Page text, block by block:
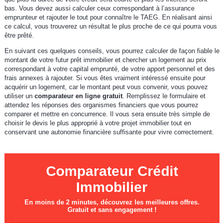
bas. Vous devez aussi calculer ceux correspondant à l’assurance
emprunteur et rajouter le tout pour connaître le TAEG. En réalisant ainsi
ce calcul, vous trouverez un résultat le plus proche de ce qui pourra vous
être prêté.
En suivant ces quelques conseils, vous pourrez calculer de façon fiable le
montant de votre futur prêt immobilier et chercher un logement au prix
correspondant à votre capital emprunté, de votre apport personnel et des
frais annexes à rajouter. Si vous êtes vraiment intéressé ensuite pour
acquérir un logement, car le montant peut vous convenir, vous pouvez
utiliser un comparateur en ligne gratuit. Remplissez le formulaire et
attendez les réponses des organismes financiers que vous pourrez
comparer et mettre en concurrence. Il vous sera ensuite très simple de
choisir le devis le plus approprié à votre projet immobilier tout en
conservant une autonomie financière suffisante pour vivre correctement.
Comparateur Crédit
Immobilier
En moins de 2 minutes, découvrez les meilleures offres.
Gratuit et sans engagement !